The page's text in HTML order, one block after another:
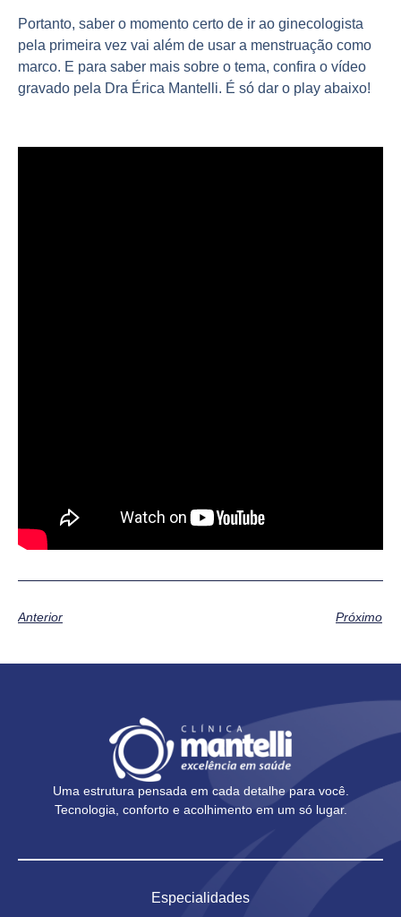
Portanto, saber o momento certo de ir ao ginecologista
pela primeira vez vai além de usar a menstruação como
marco. E para saber mais sobre o tema, confira o vídeo
gravado pela Dra Érica Mantelli. É só dar o play abaixo!
Anterior Próximo
Uma estrutura pensada em cada detalhe para você.
Tecnologia, conforto e acolhimento em um só lugar.
Especialidades